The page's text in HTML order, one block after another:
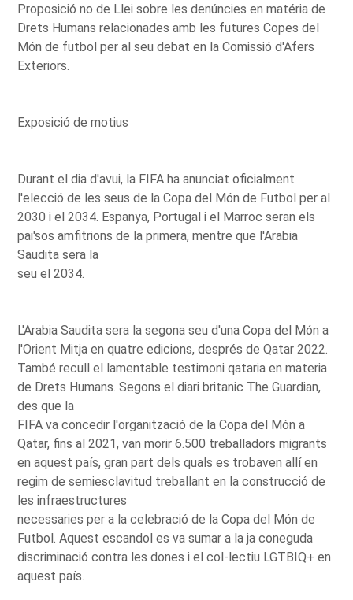
Proposició no de Llei sobre les denúncies en matéria de
Drets Humans relacionades amb les futures Copes del
Món de futbol per al seu debat en la Comissió d'Afers
Exteriors.
Exposició de motius
Durant el dia d'avui, la FIFA ha anunciat oficialment
l'elecció de les seus de la Copa del Món de Futbol per al
2030 i el 2034. Espanya, Portugal i el Marroc seran els
pai'sos amfitrions de la primera, mentre que l'Arabia
Saudita sera la
seu el 2034.
L'Arabia Saudita sera la segona seu d'una Copa del Món a
l'Orient Mitja en quatre edicions, després de Qatar 2022.
També recull el lamentable testimoni qataria en materia
de Drets Humans. Segons el diari britanic The Guardian,
des que la
FIFA va concedir l'organització de la Copa del Món a
Qatar, fins al 2021, van morir 6.500 treballadors migrants
en aquest país, gran part dels quals es trobaven allí en
regim de semiesclavitud treballant en la construcció de
les infraestructures
necessaries per a la celebració de la Copa del Món de
Futbol. Aquest escandol es va sumar a la ja coneguda
discriminació contra les dones i el col-lectiu LGTBIQ+ en
aquest país.